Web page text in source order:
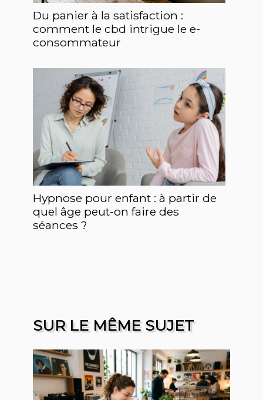
Du panier à la satisfaction :
comment le cbd intrigue le e-
consommateur
Hypnose pour enfant : à partir de
quel âge peut-on faire des
séances ?
SUR LE MÊME SUJET